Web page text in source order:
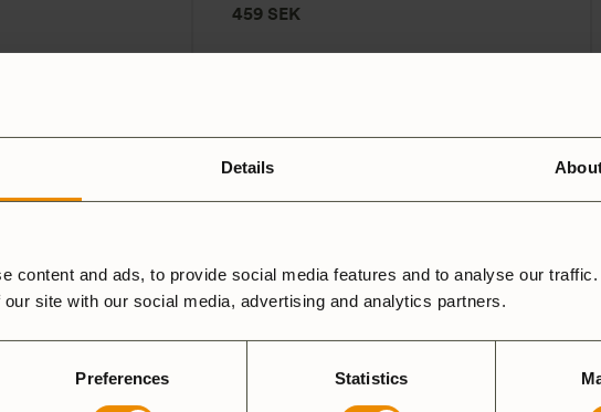
Details
content and ads, to provide social media features and to analyse our
site with our social media, advertising and analytics partners.
Preferences Statistics
459 SEK
Tundra II